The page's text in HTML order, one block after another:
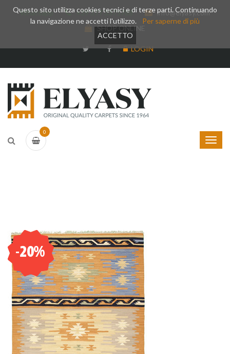
Whatsapp +39 377 3375788
info@elyasy.com
SHOP ONLINE
LOGIN
0
Questo sito utilizza cookies tecnici e di terze parti. Continuando
la navigazione ne accetti l'utilizzo.
Per saperne di più
ACCETTO